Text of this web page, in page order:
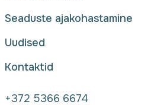
Seaduste ajakohastamine
Uudised
Kontaktid
+372 5366 6674